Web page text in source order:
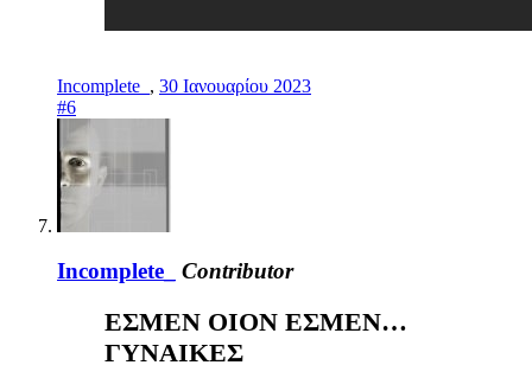
Incomplete_ , 30 Ιανουαρίου 2023
#6
Incomplete_ Contributor
ΕΣΜΕΝ ΟΙΟΝ ΕΣΜΕΝ…
ΓΥΝΑΙΚΕΣ